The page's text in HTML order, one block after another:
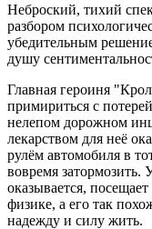
Неброский, тихий
разбором
убедительным
душу
Главная героиня
примириться с
нелепом дорожном
лекарством для неё
рулём автомобиля в
вовремя затормозить.
оказывается,
физике, а его так
надежду и силу жить.